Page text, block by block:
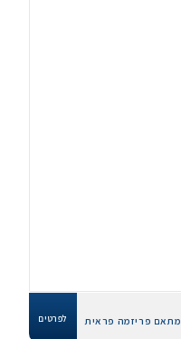
מתאם פריזמה פראית לפרטים